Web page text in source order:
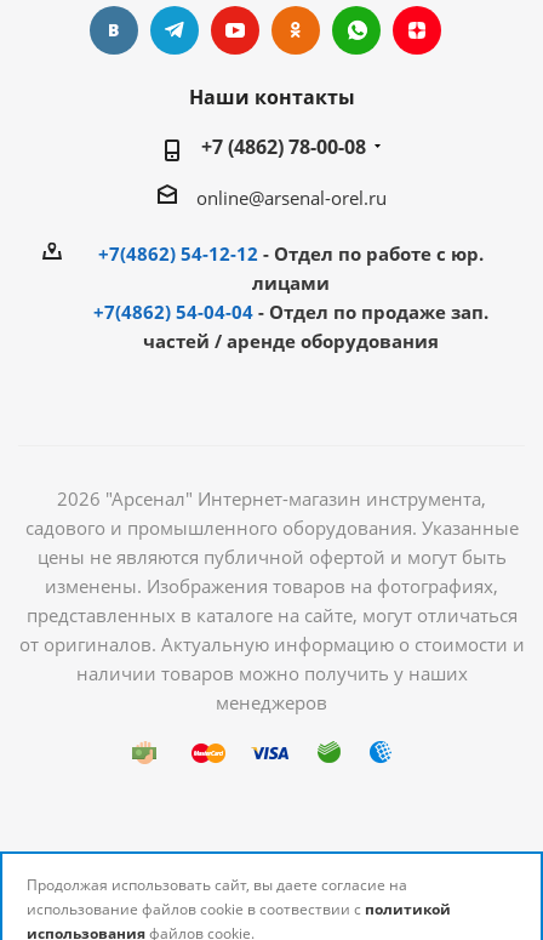
Наши контакты
+7 (4862) 78-00-08
online@arsenal-orel.ru
+7(4862) 54-12-12 - Отдел по работе с юр.
лицами
+7(4862) 54-04-04 - Отдел по продаже зап.
частей / аренде оборудования
2026 "Арсенал" Интернет-магазин инструмента,
садового и промышленного оборудования. Указанные
цены не являются публичной офертой и могут быть
изменены. Изображения товаров на фотографиях,
представленных в каталоге на сайте, могут отличаться
от оригиналов. Актуальную информацию о стоимости и
наличии товаров можно получить у наших
менеджеров
Продолжая использовать сайт, вы даете согласие на
использование файлов cookie в соотвествии с политикой
использованияфайлов cookie.